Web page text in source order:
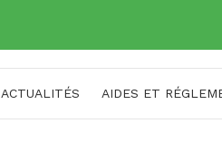
ACTUALITÉS AIDES ET